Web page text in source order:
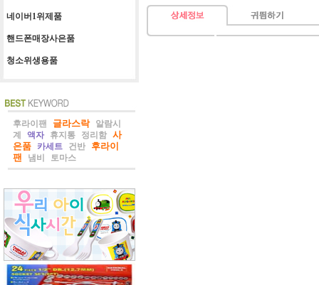
네이버1위제품
핸드폰매장사은품
청소위생용품
후라이팬 글라스락
알람시
계
액자 휴지통 정리함
사
은품
카세트 건반
후라이
팬
냄비 토마스